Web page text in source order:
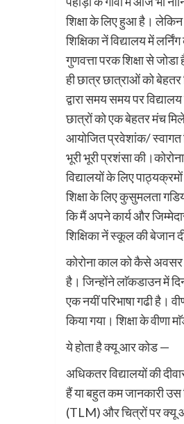
शिक्षा के लिए हुआ है। लेकिन
शिक्षिका नें विद्यालय में
गुणवत्ता परक शिक्षा से
ही छात्र छात्राओं को बेहतर
द्वारा समय समय पर
छात्रों को एक बेहतर मंच
आयोजित प्रवेशांक/ स्वागत
भूरी भूरी प्रशंसा
विद्यालयों के लिए
शिक्षा के लिए कुसुमलता
कि मैं अपने कार्य और
शिक्षिका नें स्कूल की बेजान
कोरोना काल को कैसे अवसर
है। जिन्होंने लाॅकडाउन में
एक नयीं परिभाषा गढी है।
किया गया। शिक्षा के वीणा
ये होता है क्यू आर कोड —
अधिकतर विद्यालयों की
हैं या बहुत कम जानकारी उस
(TLM) और चित्रों पर क्यू